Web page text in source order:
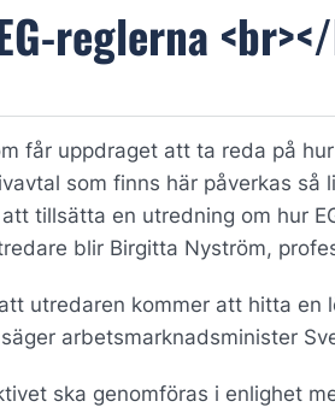
reglerna
får uppdraget att ta reda på
som finns här påverkas så
tillsätta en utredning om hur
blir Birgitta Nyström,
utredaren kommer att hitta en
arbetsmarknadsminister
ska genomföras i enlighet